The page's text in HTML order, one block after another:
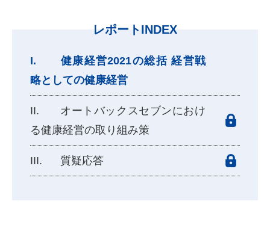
レポートINDEX
健康経営2021の総括 経営戦
略としての健康経営
オートバックスセブンにおけ
る健康経営の取り組み策
質疑応答